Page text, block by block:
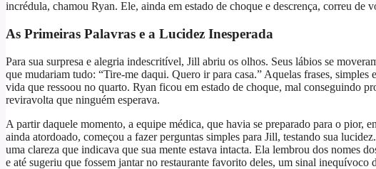
incrédula, chamou Ryan. Ele, ainda em estado de choque e descrença, correu de
As Primeiras Palavras e a Lucidez Inesperada
Para sua surpresa e alegria indescritível, Jill abriu os olhos. Seus lábios se
que mudariam tudo: “Tire-me daqui. Quero ir para casa.” Aquelas frases,
vida que ressoou no quarto. Ryan ficou em estado de choque, mal conseguindo
reviravolta que ninguém esperava.
A partir daquele momento, a equipe médica, que havia se preparado para o pior,
ainda atordoado, começou a fazer perguntas simples para Jill, testando sua
uma clareza que indicava que sua mente estava intacta. Ela lembrou dos nomes
e até sugeriu que fossem jantar no restaurante favorito deles, um sinal inequívoco